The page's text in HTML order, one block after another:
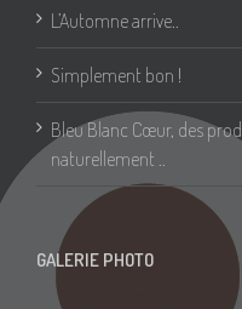
L’Automne arrive..
Simplement bon !
Bleu Blanc Cœur, des
naturellement ..
GALERIE PHOTO